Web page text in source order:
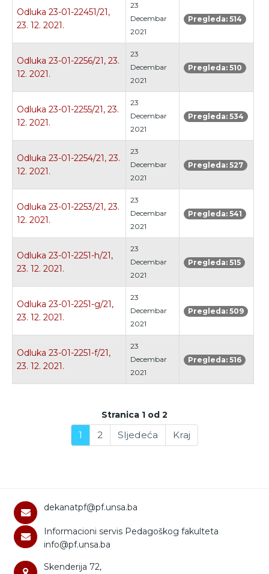
Odluka 23-01-22451/21,
23. 12. 2021.
23
Decembar
2021
Pregleda: 514
Odluka 23-01-2256/21, 23.
12. 2021.
23
Decembar
2021
Pregleda: 510
Odluka 23-01-2255/21, 23.
12. 2021.
23
Decembar
2021
Pregleda: 534
Odluka 23-01-2254/21, 23.
12. 2021.
23
Decembar
2021
Pregleda: 527
Odluka 23-01-2253/21, 23.
12. 2021.
23
Decembar
2021
Pregleda: 541
Odluka 23-01-2251-h/21,
23. 12. 2021.
23
Decembar
2021
Pregleda: 515
Odluka 23-01-2251-g/21,
23. 12. 2021.
23
Decembar
2021
Pregleda: 509
Odluka 23-01-2251-f/21,
23. 12. 2021.
23
Decembar
2021
Pregleda: 516
Stranica 1 od 2
1 2 Sljedeća Kraj
dekanatpf@pf.unsa.ba
Informacioni servis Pedagoškog fakulteta
info@pf.unsa.ba
Skenderija 72,